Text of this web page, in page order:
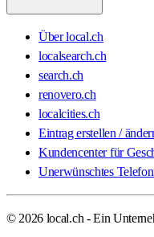
Über local.ch
localsearch.ch
search.ch
renovero.ch
localcities.ch
Eintrag erstellen /
Kundencenter für
Unerwünschtes
© 2026 local.ch - Ein